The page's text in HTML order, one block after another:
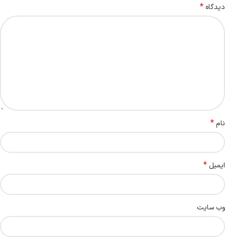
دیدگاه *
نام*
ایمیل *
وب‌ سایت